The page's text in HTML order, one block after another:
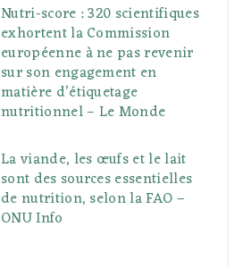
Nutri-score : 320 scientifiques
exhortent la Commission
européenne à ne pas revenir
sur son engagement en
matière d’étiquetage
nutritionnel – Le Monde
La viande, les œufs et le lait
sont des sources essentielles
de nutrition, selon la FAO –
ONU Info